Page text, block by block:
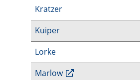
Kratzer
Kuiper
Lorke
Marlow